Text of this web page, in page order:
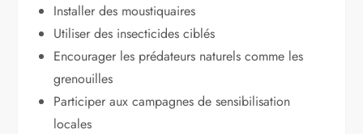
Installer des moustiquaires
Utiliser des insecticides ciblés
Encourager les prédateurs naturels comme les
grenouilles
Participer aux campagnes de sensibilisation
locales